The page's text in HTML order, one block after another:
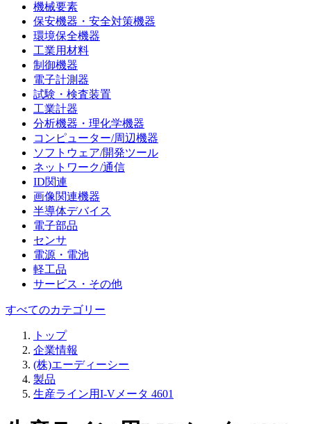
機械要素
保安機器・安全対策機器
環境保全機器
工業用材料
制御機器
電子計測器
試験・検査装置
工業計器
分析機器・理化学機器
コンピューター/周辺機器
ソフトウェア/開発ツール
ネットワーク/通信
ID関連
画像関連機器
半導体デバイス
電子部品
センサ
電源・電池
軽工品
サービス・その他
すべてのカテゴリー
トップ
企業情報
(株)エーディーシー
製品
生産ライン用I-Vメータ 4601